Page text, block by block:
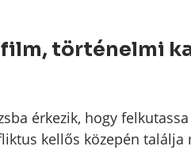
történelmi
érkezik, hogy
kellős közepén